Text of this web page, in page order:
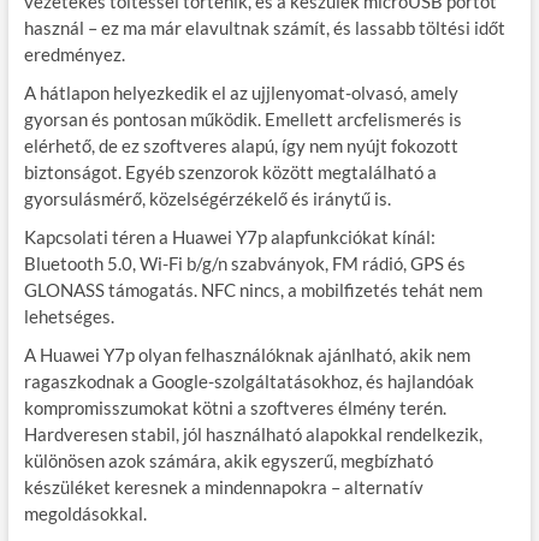
használ – ez ma már elavultnak számít, és lassabb töltési időt
eredményez.
A hátlapon helyezkedik el az ujjlenyomat-olvasó, amely
gyorsan és pontosan működik. Emellett arcfelismerés is
elérhető, de ez szoftveres alapú, így nem nyújt fokozott
biztonságot. Egyéb szenzorok között megtalálható a
gyorsulásmérő, közelségérzékelő és iránytű is.
Kapcsolati téren a Huawei Y7p alapfunkciókat kínál:
Bluetooth 5.0, Wi-Fi b/g/n szabványok, FM rádió, GPS és
GLONASS támogatás. NFC nincs, a mobilfizetés tehát nem
lehetséges.
A Huawei Y7p olyan felhasználóknak ajánlható, akik nem
ragaszkodnak a Google-szolgáltatásokhoz, és hajlandóak
kompromisszumokat kötni a szoftveres élmény terén.
Hardveresen stabil, jól használható alapokkal rendelkezik,
különösen azok számára, akik egyszerű, megbízható
készüléket keresnek a mindennapokra – alternatív
megoldásokkal.